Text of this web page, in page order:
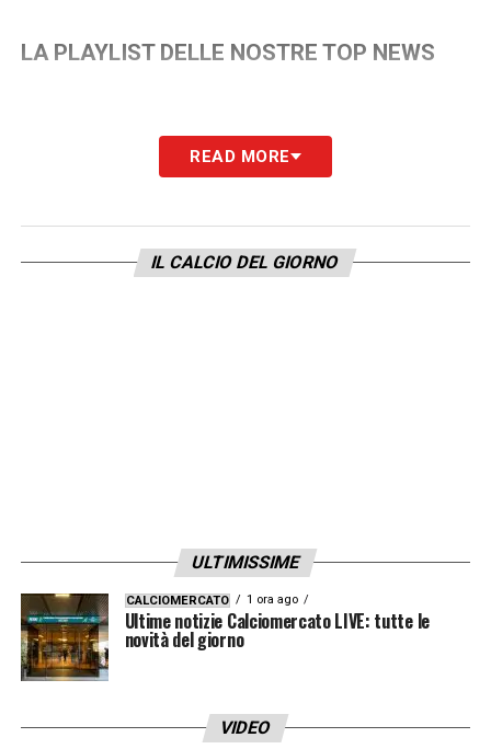
LA PLAYLIST DELLE NOSTRE TOP NEWS
READ MORE
IL CALCIO DEL GIORNO
ULTIMISSIME
CALCIOMERCATO 1 ora ago
Ultime notizie Calciomercato LIVE: tutte le
novità del giorno
VIDEO